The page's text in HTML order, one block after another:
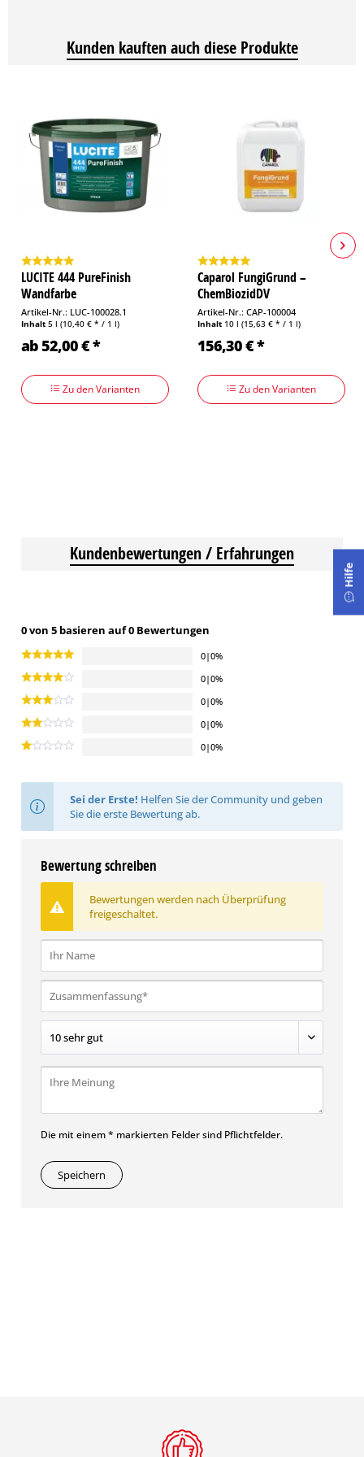
Umweltschonend / geruchlos auftrocknend
Kunden kauften auch diese Produkte
LUCITE 444 PureFinish
Wandfarbe
Artikel-Nr.: LUC-100028.1
Inhalt 5 l (10,40 € * / 1 l)
ab 52,00 € *
Zu den Varianten
Caparol FungiGrund –
ChemBiozidDV
Artikel-Nr.: CAP-100004
Inhalt 10 l (15,63 € * / 1 l)
156,30 € *
Zu den Varianten
Kundenbewertungen / Erfahrungen
0 von 5 basieren auf 0 Bewertungen
0|0%
0|0%
0|0%
0|0%
0|0%
Sei der Erste! Helfen Sie der Community und geben
Sie die erste Bewertung ab.
Bewertung schreiben
Bewertungen werden nach Überprüfung
freigeschaltet.
Die mit einem * markierten Felder sind Pflichtfelder.
Speichern
Hilfe